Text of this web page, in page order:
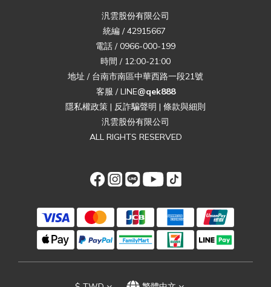
汎雲股份有限公司
統編 / 42915667
電話 / 0966-000-199
時間 / 12:00-21:00
地址 / 台南市南區中華西路一段21號
客服 / LINE@qek888
隱私權政策 | 反詐騙聲明 | 條款與細則
汎雲股份有限公司
ALL RIGHTS RESERVED